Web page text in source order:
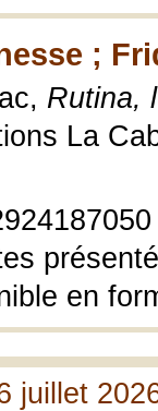
;
Rutina,
La
en
juillet